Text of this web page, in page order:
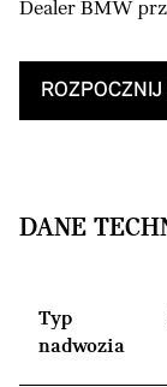
Dealer BMW
DANE
Typ
nadwozia